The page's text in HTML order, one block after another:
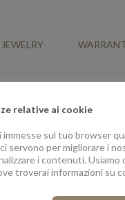
JEWELRY
/ TRIXIE
relative ai cookie
immesse sul tuo browser
servono per migliorare i
i contenuti.
troverai informazioni su